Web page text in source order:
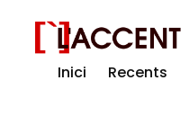
Inici Recents